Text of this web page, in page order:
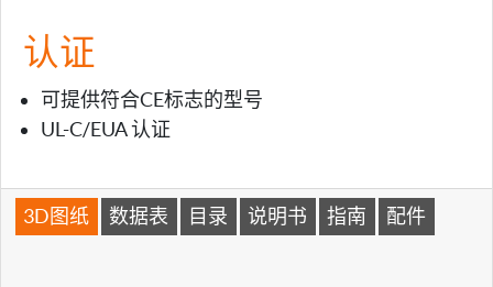
认证
可提供符合CE标志的型号
UL-C/EUA 认证
3D图纸 数据表 目录 说明书 指南 配件